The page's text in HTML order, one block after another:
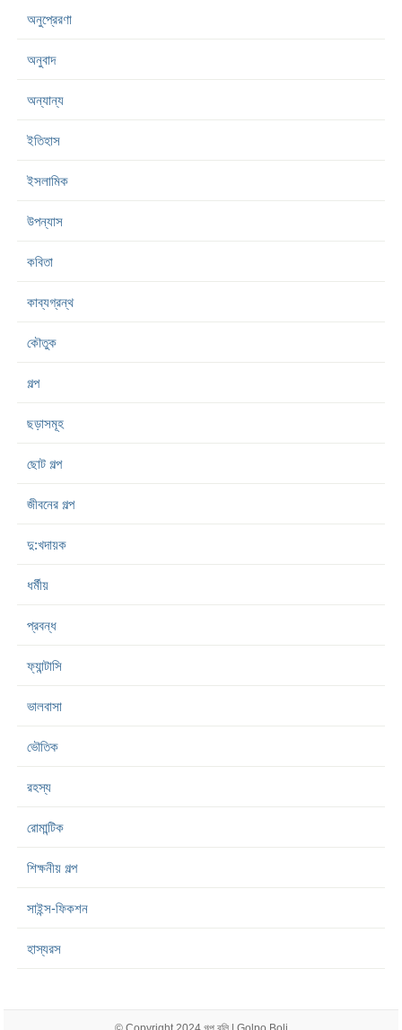
অনুপ্রেরণা
অনুবাদ
অন্যান্য
ইতিহাস
ইসলামিক
উপন্যাস
কবিতা
কাব্যগ্রন্থ
কৌতুক
গল্প
ছড়াসমূহ
ছোট গল্প
জীবনের গল্প
দু:খদায়ক
ধর্মীয়
প্রবন্ধ
ফ্যান্টাসি
ভালবাসা
ভৌতিক
রহস্য
রোমান্টিক
শিক্ষনীয় গল্প
সাইন্স-ফিকশন
হাস্যরস